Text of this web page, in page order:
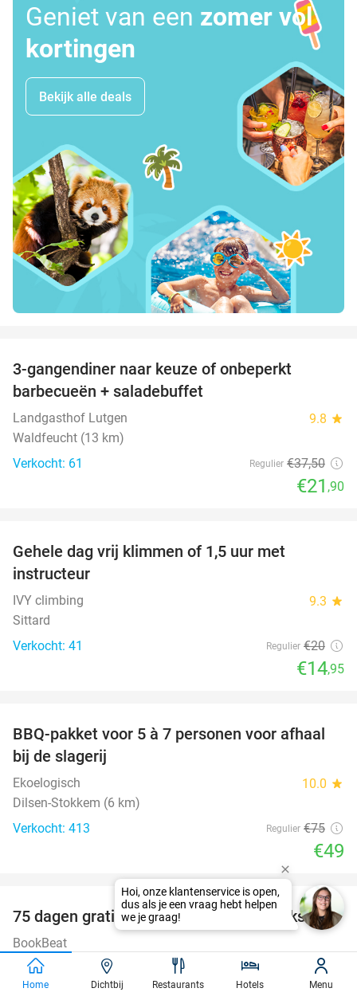
Geniet van een zomer vol
kortingen
Bekijk alle deals
3-gangendiner naar keuze of onbeperkt
barbecueën + saladebuffet
Landgasthof Lutgen 9.8 star
Waldfeucht (13 km)
Verkocht: 61
Regulier €37,50
€21 ,90
Gehele dag vrij klimmen of 1,5 uur met
instructeur
IVY climbing 9.3 star
Sittard
Verkocht: 41
Regulier €20
€14,95
35%
BBQ-pakket voor 5 à 7 personen voor afhaal
bij de slagerij
Ekoelogisch 10.0 star
Dilsen-Stokkem (6 km)
Verkocht: 413
Regulier €75
€49
100%
75 dagen gratis luisterboeken en e-books
BookBeat
Stockholm
Verkocht: 39.265
Regulier ,47
Home Dichtbij Restaurants Hotels Menu